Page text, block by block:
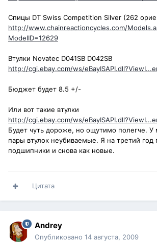
Спицы DT Swiss Competition Silver (262
http://www.chainreactioncycles.com/
ModelID=12629
Втулки Novatec D041SB D042SB
http://cgi.ebay.com/ws/
Бюджет будет 8.5 +/-
Или вот такие втулки
http://cgi.ebay.com/ws/
Будет чуть дороже, но ощутимо полегче. У
пары втулок неубиваемые. Я на третий год
подшипники и снова как новые.
Цитата
Andrey
Опубликовано 14 августа, 2009